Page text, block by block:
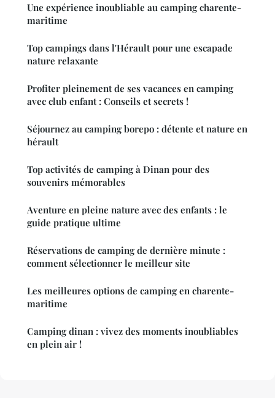
Une expérience inoubliable au camping charente-
maritime
Top campings dans l'Hérault pour une escapade
nature relaxante
Profiter pleinement de ses vacances en camping
avec club enfant : Conseils et secrets !
Séjournez au camping borepo : détente et nature en
hérault
Top activités de camping à Dinan pour des
souvenirs mémorables
Aventure en pleine nature avec des enfants : le
guide pratique ultime
Réservations de camping de dernière minute :
comment sélectionner le meilleur site
Les meilleures options de camping en charente-
maritime
Camping dinan : vivez des moments inoubliables
en plein air !